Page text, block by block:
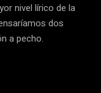
nivel lírico de la
dos
a pecho.